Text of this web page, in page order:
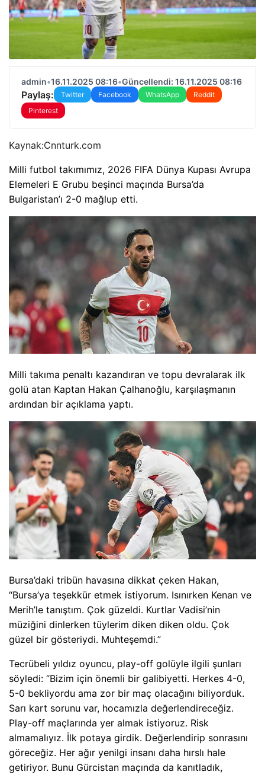
admin•16.11.2025 08:16•Güncellendi: 16.11.2025 08:16
Paylaş: Twitter Facebook WhatsApp
Reddit
Pinterest
Kaynak:Cnnturk.com
Milli futbol takımımız, 2026 FIFA Dünya Kupası Avrupa
Elemeleri E Grubu beşinci maçında Bursa’da
Bulgaristan’ı 2-0 mağlup etti.
Milli takıma penaltı kazandıran ve topu devralarak ilk
golü atan Kaptan Hakan Çalhanoğlu, karşılaşmanın
ardından bir açıklama yaptı.
Bursa’daki tribün havasına dikkat çeken Hakan,
“Bursa’ya teşekkür etmek istiyorum. Isınırken Kenan ve
Merih’le tanıştım. Çok güzeldi. Kurtlar Vadisi’nin
müziğini dinlerken tüylerim diken diken oldu. Çok
güzel bir gösteriydi. Muhteşemdi.”
Tecrübeli yıldız oyuncu, play-off golüyle ilgili şunları
söyledi: “Bizim için önemli bir galibiyetti. Herkes 4-0,
5-0 bekliyordu ama zor bir maç olacağını biliyorduk.
Sarı kart sorunu var, hocamızla değerlendireceğiz.
Play-off maçlarında yer almak istiyoruz. Risk
almamalıyız. İlk potaya girdik. Değerlendirip sonrasını
göreceğiz. Her ağır yenilgi insanı daha hırslı hale
getiriyor. Bunu Gürcistan maçında da kanıtladık,